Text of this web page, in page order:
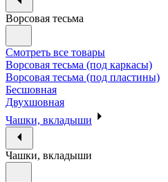
Ворсовая тесьма
Смотреть все товары
Ворсовая тесьма (под каркасы)
Ворсовая тесьма (под пластины)
Бесшовная
Двухшовная
Чашки, вкладыши
Чашки, вкладыши